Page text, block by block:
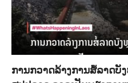
ການກວາດລ້າງການສໍ້ລາດບັ